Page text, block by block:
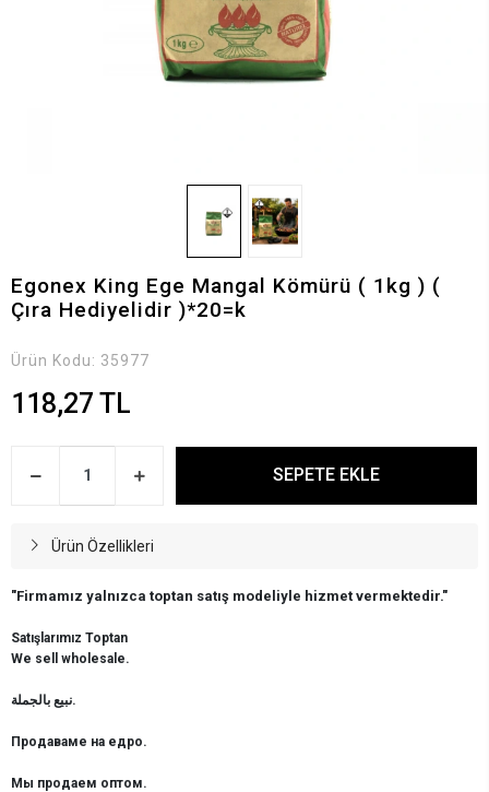
Egonex King Ege Mangal Kömürü ( 1kg ) (
Çıra Hediyelidir )*20=k
Ürün Kodu: 35977
118,27 TL
SEPETE EKLE
Ürün Özellikleri
"Firmamız yalnızca toptan satış modeliyle hizmet vermektedir."
Satışlarımız Toptan
We sell wholesale.
نبيع بالجملة.
Продаваме на едро.
Мы продаем оптом.